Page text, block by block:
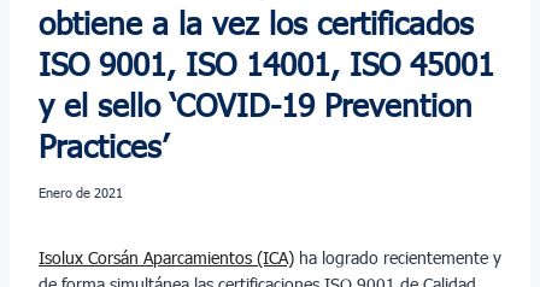
obtiene a la vez los certificados
ISO 9001, ISO 14001, ISO 45001
y el sello ‘COVID-19 Prevention
Practices’
enero de 2021
Isolux Corsán Aparcamientos (ICA) ha logrado recientemente y